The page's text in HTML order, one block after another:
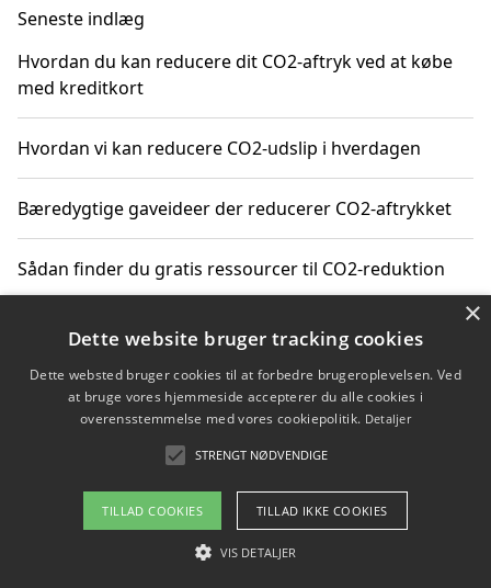
Seneste indlæg
Hvordan du kan reducere dit CO2-aftryk ved at købe
med kreditkort
Hvordan vi kan reducere CO2-udslip i hverdagen
Bæredygtige gaveideer der reducerer CO2-aftrykket
Sådan finder du gratis ressourcer til CO2-reduktion
Hvordan gadgets til hjemmet kan reducere CO2-udslip
Copyright 2026 - Pilanto Aps
Om / kontakt
Blog Betingelser
×
Dette website bruger tracking cookies
Dette websted bruger cookies til at forbedre brugeroplevelsen. Ved
at bruge vores hjemmeside accepterer du alle cookies i
overensstemmelse med vores cookiepolitik. Detaljer
STRENGT NØDVENDIGE
TILLAD COOKIES TILLAD IKKE COOKIES
VIS DETALJER